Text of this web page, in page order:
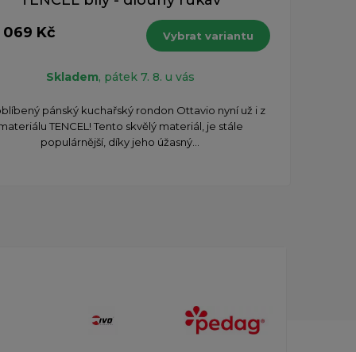
069 Kč
Vybrat variantu
Skladem, pátek 7. 8. u vás
pánský kuchařský rondon Ottavio nyní už i z
TENCEL! Tento skvělý materiál, je stále
populárnější, díky jeho úžasný...